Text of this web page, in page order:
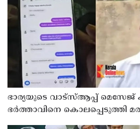
ഭാര്യയുടെ വാട്സ്ആപ്പ് മെസേജ്
ഭര്‍ത്താവിനെ കൊലപ്പെടുത്തി